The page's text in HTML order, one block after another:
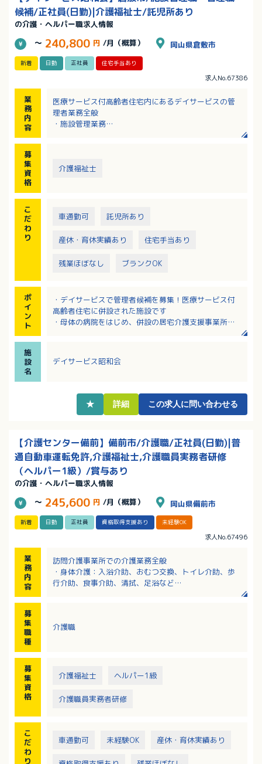
候補/正社員(日勤)|介護福祉士/託児所あり
の介護・ヘルパー職求人情報
～ 240,800 円 /月（概算） 岡山県倉敷市
新着 日勤 正社員 住宅手当あり
求人No.67386
業
務
内
容
医療サービス付高齢者住宅内にあるデイサービスの管
理者業務全般
・施設管理業務
募
集
資
格
介護福祉士
こ
だ
わ
り
車通勤可 託児所あり
産休・育休実績あり 住宅手当あり
残業ほぼなし ブランクOK
ポ
イ
ン
ト
・デイサービスで管理者候補を募集！医療サービス付
高齢者住宅に併設された施設です
・母体の病院をはじめ、併設の居宅介護支援事業所や
ベントなども積極的におこなっています
・介護福祉士の資格やデイサービスでの経験を活かし
施
設
名
デイサービス昭和会
★ 詳細 この求人に問い合わせる
【介護センター備前】備前市/介護職/正社員(日勤)|普
通自動車運転免許,介護福祉士,介護職員実務者研修
（ヘルパー1級）/賞与あり
の介護・ヘルパー職求人情報
～ 245,600 円 /月（概算） 岡山県備前市
新着 日勤 正社員 資格取得支援あり 未経験OK
求人No.67496
業
務
内
容
訪問介護事業所での介護業務全般
・身体介護：入浴介助、おむつ交換、トイレ介助、歩
行介助、食事介助、清拭、足浴など
募
集
職
種
介護職
募
集
資
格
介護福祉士 ヘルパー1級
介護職員実務者研修
こ
だ
わ
り
車通勤可 未経験OK 産休・育休実績あり